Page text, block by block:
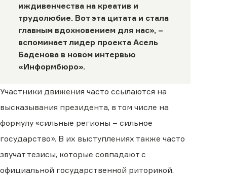
иждивенчества на креатив и
трудолюбие. Вот эта цитата и стала
главным вдохновением для нас», –
вспоминает лидер проекта Асель
Баденова в новом интервью
«Информбюро».
Участники движения часто ссылаются на
высказывания президента, в том числе на
формулу «сильные регионы – сильное
государство». В их выступлениях также часто
звучат тезисы, которые совпадают с
официальной государственной риторикой.